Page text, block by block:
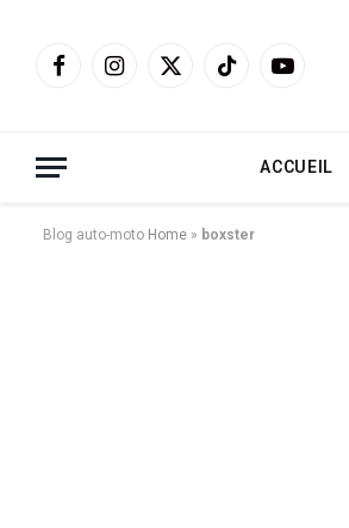
FacebookInstagram
X
TikTokYouTube
ACCUEIL
Blog auto-moto Home » boxster